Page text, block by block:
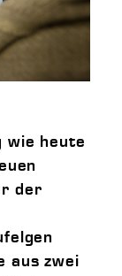
wie heute
der
aus zwei